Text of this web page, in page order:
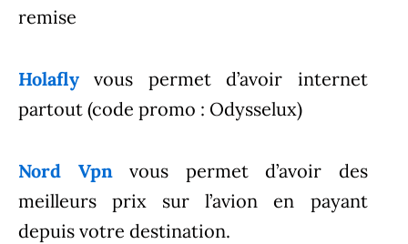
remise
Holafly vous permet d’avoir internet
partout (code promo : Odysselux)
Nord Vpnvous permet d’avoir des
meilleurs prix sur l’avion en payant
depuis votre destination.